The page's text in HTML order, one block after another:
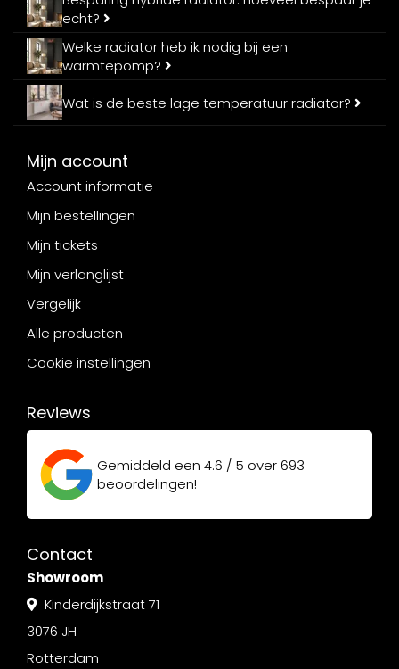
echt?
Welke radiator heb ik nodig bij een
warmtepomp?
Wat is de beste lage temperatuur radiator?
Mijn account
Account informatie
Mijn bestellingen
Mijn tickets
Mijn verlanglijst
Vergelijk
Alle producten
Cookie instellingen
Reviews
Gemiddeld een 4.6 / 5 over693
beoordelingen!
Contact
Showroom
Kinderdijkstraat 71
3076 JH
Rotterdam